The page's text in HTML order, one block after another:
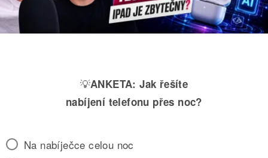
💡ANKETA: Jak řešíte
nabíjení telefonu přes noc?
Na nabíječce celou noc